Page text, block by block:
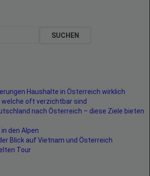
SUCHEN
Haushalte in Österreich wirklich
welche oft verzichtbar sind
nach Österreich – diese Ziele bieten
den Alpen
Blick auf Vietnam und Österreich
Tour